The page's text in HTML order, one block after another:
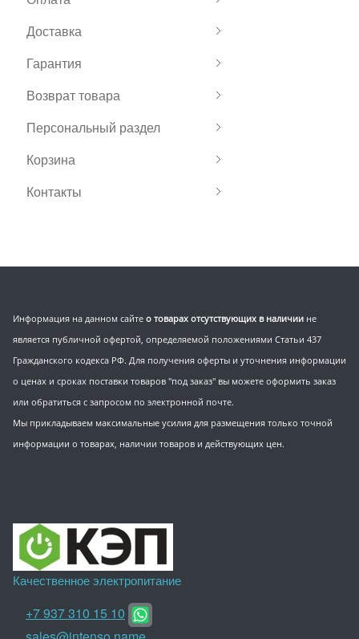
Доставка
Гарантия
Возврат товара
Персональный раздел
Корзина
Контакты
Информация на данном сайте о товарах отсутствующих в наличии не
является публичной офертой, определяемой положениями Статьи 437
Гражданского кодекса РФ. Для получения оферты и уточнения информации
о ценах и сроках поставки товаров "под заказ" вы можете оформить заказ
или обратиться с запросом по электронной почте.
Мы прикладываем максимальные усилия для размещения только точной
информации о товарах, наличии товаров и действующих цен.
Качественное электропитание
+7 937 310 15 10